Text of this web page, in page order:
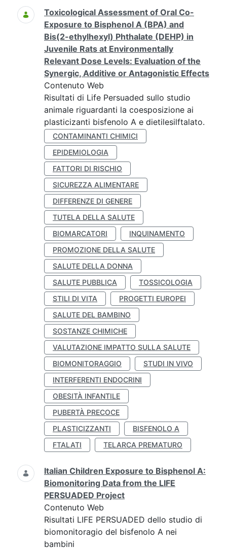
Ricerca
Toxicological Assessment of Oral Co-
Exposure to Bisphenol A (BPA) and
Bis(2-ethylhexyl) Phthalate (DEHP) in
Juvenile Rats at Environmentally
Relevant Dose Levels: Evaluation of the
Synergic, Additive or Antagonistic Effects
Contenuto Web
Risultati di Life Persuaded sullo studio
animale riguardanti la coesposizione ai
plasticizanti bisfenolo A e dietilesilftalato.
CONTAMINANTI CHIMICI
EPIDEMIOLOGIA
FATTORI DI RISCHIO
SICUREZZA ALIMENTARE
DIFFERENZE DI GENERE
TUTELA DELLA SALUTE
BIOMARCATORI
INQUINAMENTO
PROMOZIONE DELLA SALUTE
SALUTE DELLA DONNA
SALUTE PUBBLICA
TOSSICOLOGIA
STILI DI VITA
PROGETTI EUROPEI
SALUTE DEL BAMBINO
SOSTANZE CHIMICHE
VALUTAZIONE IMPATTO SULLA SALUTE
BIOMONITORAGGIO
STUDI IN VIVO
INTERFERENTI ENDOCRINI
OBESITÀ INFANTILE
PUBERTÀ PRECOCE
PLASTICIZZANTI
BISFENOLO A
FTALATI
TELARCA PREMATURO
Italian Children Exposure to Bisphenol A:
Biomonitoring Data from the LIFE
PERSUADED Project
Contenuto Web
Risultati LIFE PERSUADED dello studio di
biomonitoragio del bisfenolo A nei
bambini